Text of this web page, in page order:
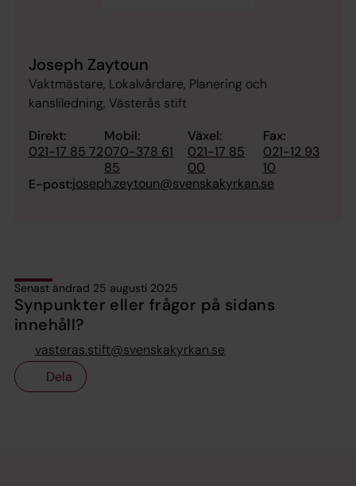
Joseph Zaytoun
Vaktmästare, Lokalvårdare, Planering och
kansliledning, Västerås stift
Direkt:
021-17 85 72
Mobil:
070-378 61
85
Växel:
021-17 85
00
Fax:
021-12 93
10
E-post:joseph.zeytoun@svenskakyrkan.se
Senast ändrad 25 augusti 2025
Synpunkter eller frågor på sidans
innehåll?
vasteras.stift@svenskakyrkan.se
Dela